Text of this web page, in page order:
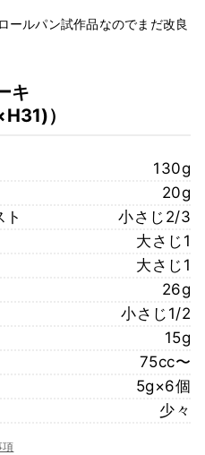
ールパン試作品なのでまだ改良
キ
）
130g
20g
小さじ2/3
大さじ1
大さじ1
26g
小さじ1/2
15g
75cc〜
5g×6個
少々
項